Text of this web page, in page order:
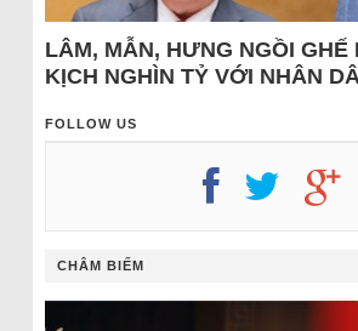
LÂM, MẪN, HƯNG NGỒI GHẾ
KỊCH NGHÌN TỶ VỚI NHÂN
FOLLOW US
CHÂM BIẾM